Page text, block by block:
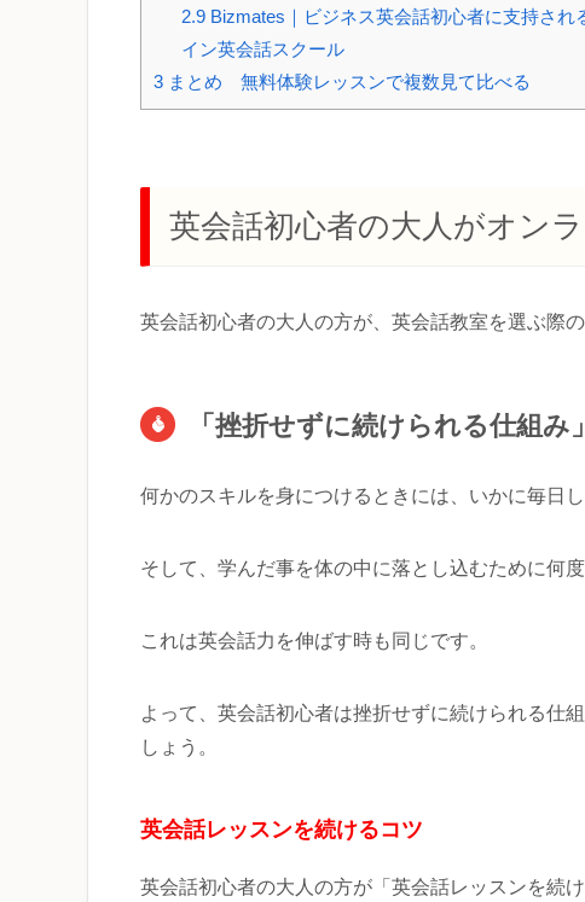
2.9Bizmates｜ビジネス英会話初心者に支持され
イン英会話スクール
3 まとめ 無料体験レッスンで複数見て比べる
英会話初心者の大人がオン
英会話初心者の大人の方が、英会話教室を選ぶ際
「挫折せずに続けられる仕組
何かのスキルを身につけるときには、いかに毎日
そして、学んだ事を体の中に落とし込むために何
これは英会話力を伸ばす時も同じです。
よって、英会話初心者は挫折せずに続けられる仕
しょう。
英会話レッスンを続けるコツ
英会話初心者の大人の方が「英会話レッスンを続